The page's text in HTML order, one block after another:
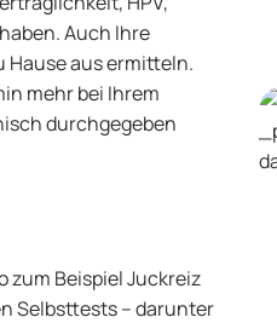
Auch Ihre
Hause aus ermitteln.
mehr bei Ihrem
durchgegeben
zum Beispiel Juckreiz
Selbsttests – darunter